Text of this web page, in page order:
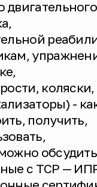
службу.
17, 24,